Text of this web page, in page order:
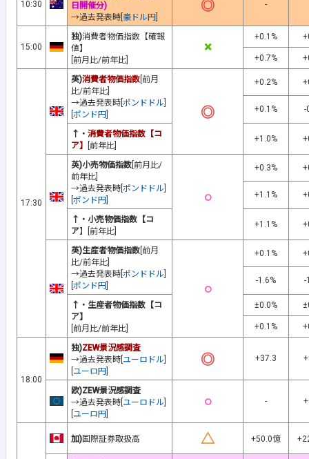
10:30
日開催分)
→過去発表時[ 豪ドル円
◎ -
15:00
独)消費者物価指数【確報
値】
[前月比/前年比]
×
+0.1%
+0.7%
17:30
英)消費者物価指数 [前月
比/前年比]
→過去発表時[ ポンドドル
ポンド円 ◎
+0.2%
+0.1% -
↑・ 消費者物価指数【コ
ア】
[前年比]
+1.0%
英)小売物価指数 [前月比/
前年比]
→過去発表時[ ポンドドル
ポンド円 ○
+0.3%
+1.1%
↑・小売物価指数【コ
ア】[前年比]
+1.1%
英)生産者物価指数 [前月
比/前年比]
→過去発表時[ ポンドドル
ポンド円 ○
+0.1%
-1.6% -
↑・生産者物価指数【コ
ア】
[前月比/前年比]
±0.0%
+0.1%
18:00
独)ZEW景況感調査
→過去発表時[ ユーロドル
ユーロ円
◎ +37.3
欧)ZEW景況感調査
→過去発表時[ ユーロドル
ユーロ円
○ -
加)国際証券取扱高 △ +50.0億